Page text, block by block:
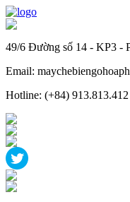
49/6 Đường số 14 - KP3 -
Email:
Hotline: (+84) 913.813.412